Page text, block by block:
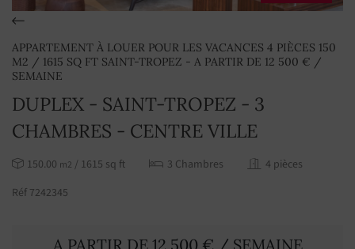
APPARTEMENT À LOUER POUR LES VACANCES 4 PIÈCES 150
M2 / 1615 SQ FT SAINT-TROPEZ - A PARTIR DE 12 500 € /
SEMAINE
DUPLEX - SAINT-TROPEZ - 3
CHAMBRES - CENTRE VILLE
150.00 m2 / 1615 sq ft 3 Chambres
4 pièces
Réf 7242345
A PARTIR DE 12 500 € / SEMAINE